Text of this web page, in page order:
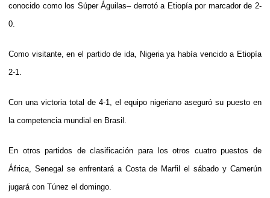
conocido como los Súper Águilas– derrotó a Etiopía por marcador de 2-
0.
Como visitante, en el partido de ida, Nigeria ya había vencido a Etiopía
2-1.
Con una victoria total de 4-1, el equipo nigeriano aseguró su puesto en
la competencia mundial en Brasil.
En otros partidos de clasificación para los otros cuatro puestos de
África, Senegal se enfrentará a Costa de Marfil el sábado y Camerún
jugará con Túnez el domingo.